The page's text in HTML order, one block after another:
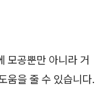
모공뿐만 아니라 거
움을 줄 수 있습니다.